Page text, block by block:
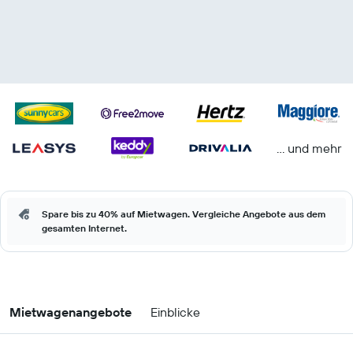
… und mehr
Spare bis zu 40% auf Mietwagen. Vergleiche Angebote aus dem
gesamten Internet.
Mietwagenangebote Einblicke